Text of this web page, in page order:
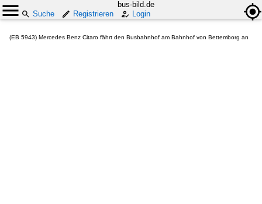
bus-bild.de
Suche
Registrieren Login
(EB 5943) Mercedes Benz Citaro fährt den Busbahnhof am Bahnhof von Bettemborg an